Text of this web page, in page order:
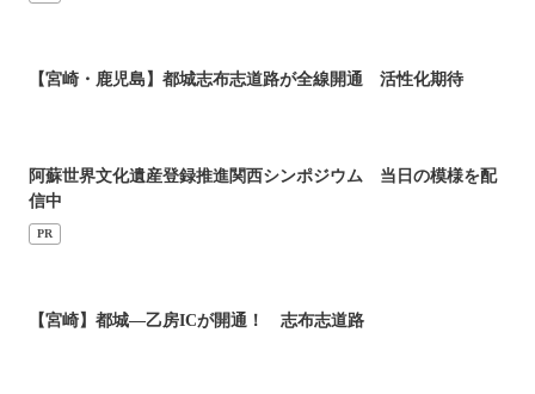
【宮崎・鹿児島】都城志布志道路が全線開通 活性化期待
阿蘇世界文化遺産登録推進関西シンポジウム 当日の模様を配
信中
PR
【宮崎】都城―乙房ICが開通！ 志布志道路